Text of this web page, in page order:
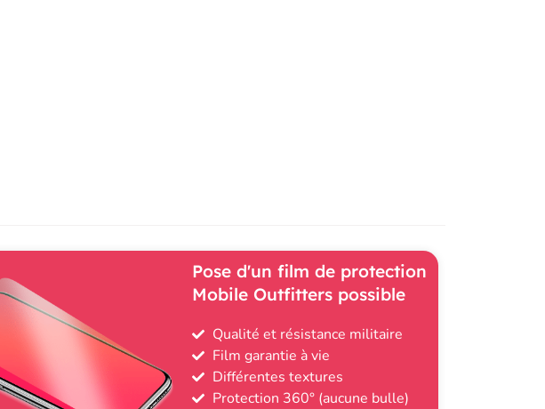
Pose d'un film de protection
Mobile Outfitters possible
Qualité et résistance militaire
Film garantie à vie
Différentes textures
Protection 360° (aucune bulle)